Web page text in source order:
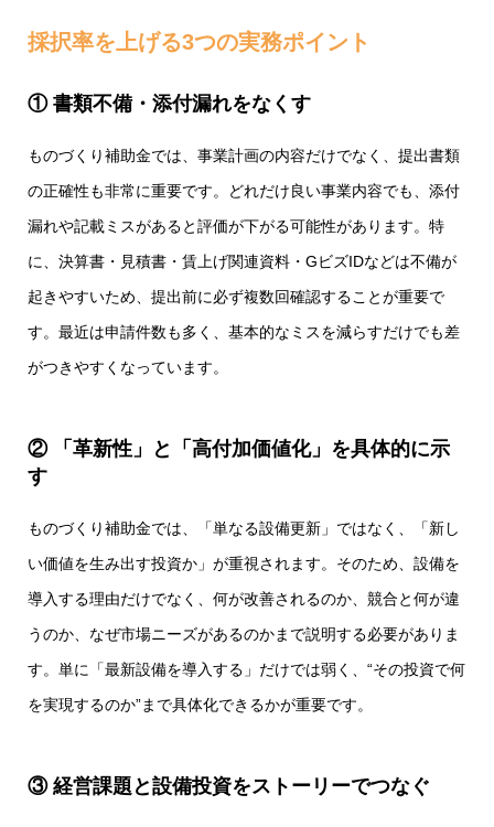
採択率を上げる3つの実務ポイント
① 書類不備・添付漏れをなくす
ものづくり補助金では、事業計画の内容だけでなく、提出書類
の正確性も非常に重要です。どれだけ良い事業内容でも、添付
漏れや記載ミスがあると評価が下がる可能性があります。特
に、決算書・見積書・賃上げ関連資料・GビズIDなどは不備が
起きやすいため、提出前に必ず複数回確認することが重要で
す。最近は申請件数も多く、基本的なミスを減らすだけでも差
がつきやすくなっています。
② 「革新性」と「高付加価値化」を具体的に示
す
ものづくり補助金では、「単なる設備更新」ではなく、「新し
い価値を生み出す投資か」が重視されます。そのため、設備を
導入する理由だけでなく、何が改善されるのか、競合と何が違
うのか、なぜ市場ニーズがあるのかまで説明する必要がありま
す。単に「最新設備を導入する」だけでは弱く、“その投資で何
を実現するのか”まで具体化できるかが重要です。
③ 経営課題と設備投資をストーリーでつなぐ